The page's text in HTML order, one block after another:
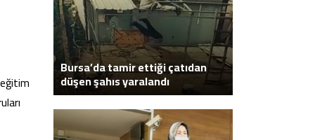
Bursa’da tamir ettiği çatıdan
düşen şahıs yaralandı